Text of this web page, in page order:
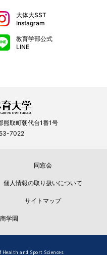
大体大SST
Instagram
教育学部公式
LINE
取町朝代台1番1号
7022
同窓会
個人情報の取り扱いについて
サイトマップ
学園
and Sport Sciences